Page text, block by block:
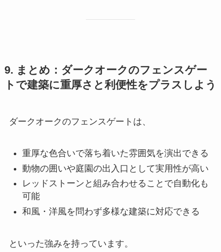
9. まとめ：ダークオークのフェンスゲー
トで建築に重厚さと利便性をプラスしよう
ダークオークのフェンスゲートは、
重厚な色合いで落ち着いた雰囲気を演出できる
動物の囲いや庭園の出入口として実用性が高い
レッドストーンと組み合わせることで自動化も
可能
和風・洋風を問わず多様な建築に対応できる
といった強みを持っています。